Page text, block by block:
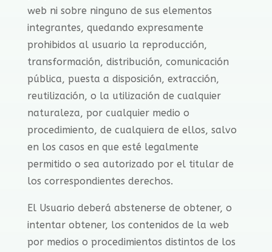
web ni sobre ninguno de sus elementos
integrantes, quedando expresamente
prohibidos al usuario la reproducción,
transformación, distribución, comunicación
pública, puesta a disposición, extracción,
reutilización, o la utilización de cualquier
naturaleza, por cualquier medio o
procedimiento, de cualquiera de ellos, salvo
en los casos en que esté legalmente
permitido o sea autorizado por el titular de
los correspondientes derechos.
El Usuario deberá abstenerse de obtener, o
intentar obtener, los contenidos de la web
por medios o procedimientos distintos de los